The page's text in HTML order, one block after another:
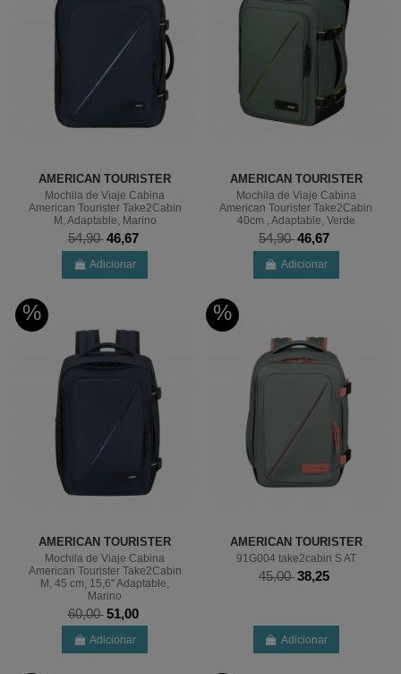
AMERICAN TOURISTER
Mochila de Viaje Cabina
American Tourister Take2Cabin
M, Adaptable, Marino
54,90 46,67
Adicionar
AMERICAN TOURISTER
Mochila de Viaje Cabina
American Tourister Take2Cabin
40cm , Adaptable, Verde
54,90 46,67
Adicionar
%
AMERICAN TOURISTER
Mochila de Viaje Cabina
American Tourister Take2Cabin
M, 45 cm, 15,6" Adaptable,
Marino
60,00 51,00
Adicionar
%
AMERICAN TOURISTER
91G004 take2cabin S AT
45,00 38,25
Adicionar